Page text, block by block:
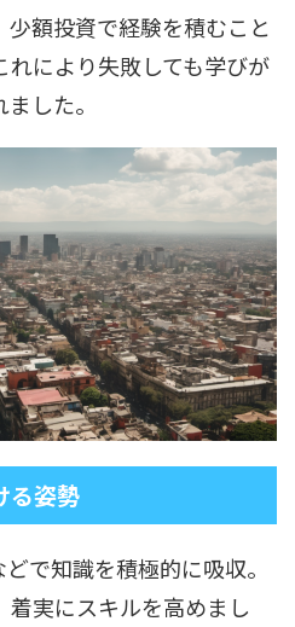
額投資で経験を積むこと
により失敗しても学びが
した。
る姿勢
で知識を積極的に吸収。
実にスキルを高めまし